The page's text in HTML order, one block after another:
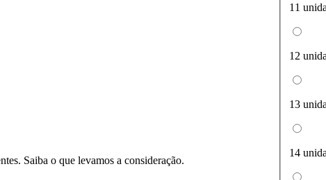
Saiba o que levamos a consideração.
11
12
13
14